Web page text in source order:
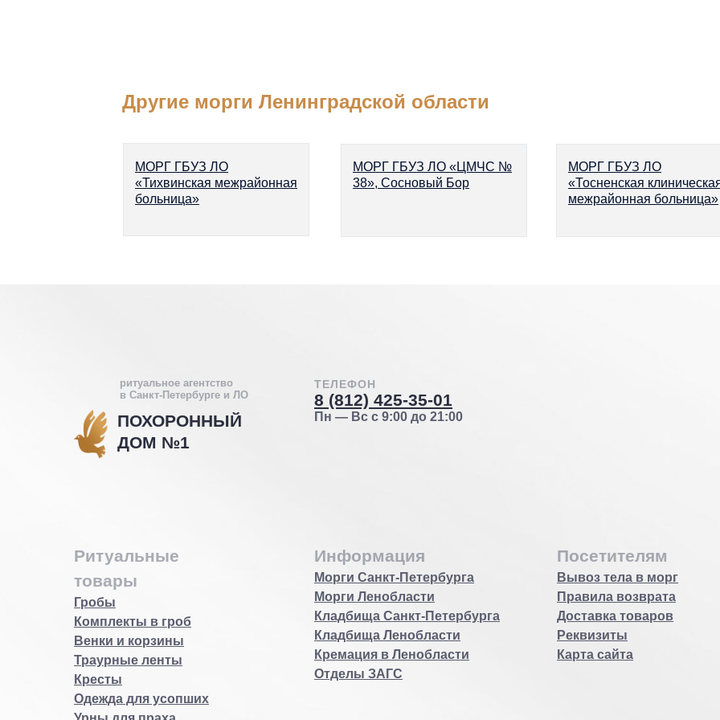
Другие морги Ленинградской области
МОРГ ГБУЗ ЛО
«Тихвинская межрайонная
больница»
МОРГ ГБУЗ ЛО «ЦМЧС №
38», Сосновый Бор
МОРГ ГБУЗ ЛО
«Тосненская
межрайонная больница»
Ритуальные
товары
Гробы
Комплекты в гроб
Венки и корзины
Траурные ленты
Кресты
Одежда для усопших
Посетителям
Вывоз тела в морг
Правила возврата
Доставка товаров
Реквизиты
Карта сайта
Информация
Морги Санкт-Петербурга
Морги Ленобласти
Кладбища Санкт-Петербурга
Кладбища Ленобласти
Кремация в Ленобласти
Отделы ЗАГС
ПОХОРОННЫЙ
ДОМ №1
ТЕЛЕФОН
8 (812) 425-35-01
Пн — Вс с 9:00 до 21:00
ритуальное агентство
в Санкт-Петербурге и ЛО